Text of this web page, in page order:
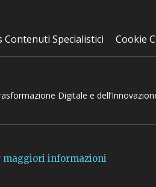
Specialistici Cookie
Digitale e
maggiori informazioni